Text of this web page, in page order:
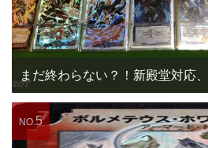
まだ終わらない？！新殿堂対応
NO. 5